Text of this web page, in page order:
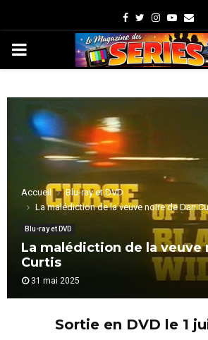
Facebook
TwitterInstagram
Youtube
PRIMARY
Accueil
Blu-ray et DVD
La malédiction de la veuve noire de Dan
Blu-ray et DVD
La malédiction de la veuve
Curtis
31 mai 2025
Sortie en DVD le 1